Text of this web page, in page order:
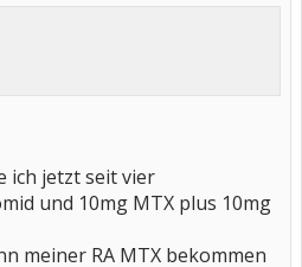
ich jetzt seit vier
und 10mg MTX plus 10mg
meiner RA MTX bekommen